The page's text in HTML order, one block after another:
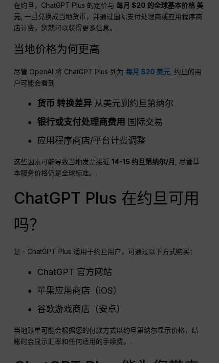
在约旦，ChatGPT Plus 的定价与每月 $20 的全球基本价格 美
元 , 一旦兑换成当地货币，并通过国际支付处理商或应用程序商
店计费，您就可以获得更多信息。.
当地价格为何更高
尽管 OpenAI 将 ChatGPT Plus 列为每月 $20 美元 , 约旦的用
户可能会看到
货币 转换差异 从美元到约旦第纳尔
银行或支付处理商费用 国际交易
应用程序商店/平台计费调整
这些因素可能导致当地发票接近14-15 约旦第纳尔/月
, 尽管基
本服务价格仍是全球标准。.
ChatGPT Plus 在约旦可用
吗？
是 - ChatGPT Plus 适用于约旦用户，可通过以下方式购买：
ChatGPT 官方网站
苹果应用商店（iOS）
谷歌游戏商店（安卓）
当地账单可能会根据您的付款方式以约旦第纳尔显示价格，结
账时会显示汇率和任何适用的手续费。.